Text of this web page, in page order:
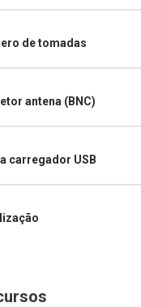
de tomadas
antena (BNC)
carregador USB